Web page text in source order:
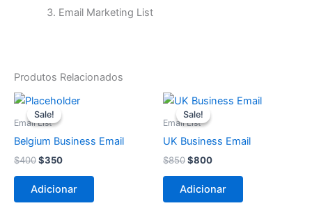
Email Marketing List
Produtos Relacionados
Sale!
Sale!
Email List
Belgium Business Email
$400
O
preço
original
$400.
$350
O
$350.
Adicionar
Sale!
Sale!
Email List
UK Business Email
$850
O
preço
original
$850.
$800
O
$800.
Adicionar